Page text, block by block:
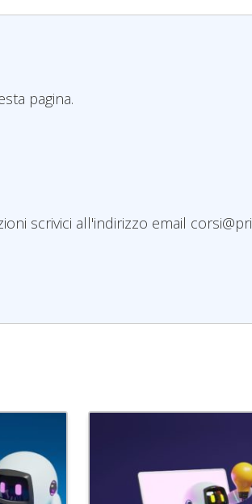
pagina.
scrivici all'indirizzo email